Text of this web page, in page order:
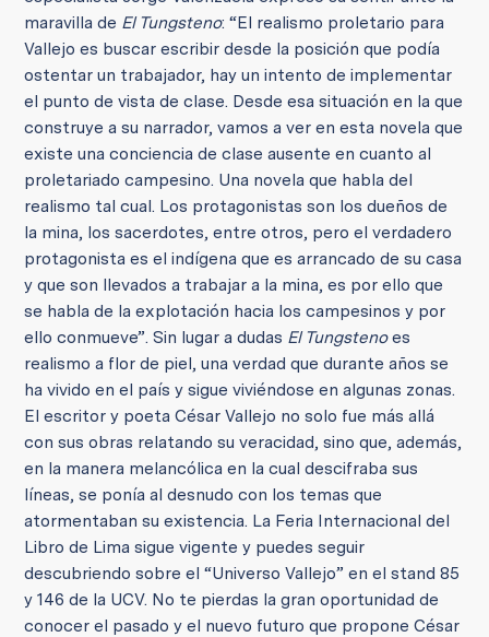
maravilla de El Tungsteno: “El realismo proletario para
Vallejo es buscar escribir desde la posición que podía
ostentar un trabajador, hay un intento de implementar
el punto de vista de clase. Desde esa situación en la que
construye a su narrador, vamos a ver en esta novela que
existe una conciencia de clase ausente en cuanto al
proletariado campesino. Una novela que habla del
realismo tal cual. Los protagonistas son los dueños de
la mina, los sacerdotes, entre otros, pero el verdadero
protagonista es el indígena que es arrancado de su casa
y que son llevados a trabajar a la mina, es por ello que
se habla de la explotación hacia los campesinos y por
ello conmueve”. Sin lugar a dudas El Tungstenoes
realismo a flor de piel, una verdad que durante años se
ha vivido en el país y sigue viviéndose en algunas zonas.
El escritor y poeta César Vallejo no solo fue más allá
con sus obras relatando su veracidad, sino que, además,
en la manera melancólica en la cual descifraba sus
líneas, se ponía al desnudo con los temas que
atormentaban su existencia. La Feria Internacional del
Libro de Lima sigue vigente y puedes seguir
descubriendo sobre el “Universo Vallejo” en el stand 85
y 146 de la UCV. No te pierdas la gran oportunidad de
conocer el pasado y el nuevo futuro que propone César